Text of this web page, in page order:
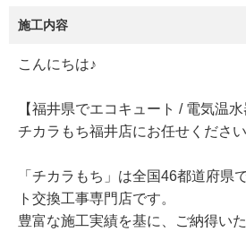
施工内容
​こんにちは♪
【福井県でエコキュート / 電気温
チカラもち福井店にお任せください
「チカラもち」は全国46都道府県
ト交換工事専門店です。
豊富な施工実績を基に、ご納得い